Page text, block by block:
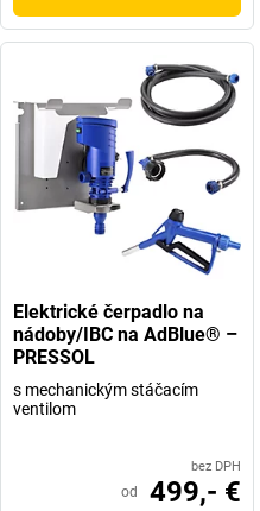
Elektrické čerpadlo na
nádoby/IBC na AdBlue® –
PRESSOL
s mechanickým stáčacím
ventilom
bez DPH
od 499,- €